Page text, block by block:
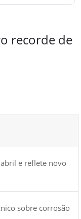
recorde de
e reflete novo
sobre corrosão